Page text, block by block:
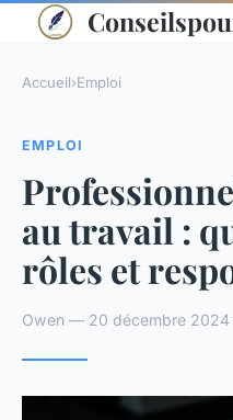
Accueil›Emploi
EMPLOI
au travail :
rôles et
Owen — 20 décembre